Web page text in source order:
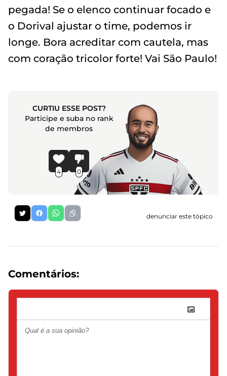
pegada! Se o elenco continuar focado e
o Dorival ajustar o time, podemos ir
longe. Bora acreditar com cautela, mas
com coração tricolor forte! Vai São Paulo!
CURTIU ESSE POST?
Participe e suba no rank
de membros
4 0
denunciar este tópico
Comentários: